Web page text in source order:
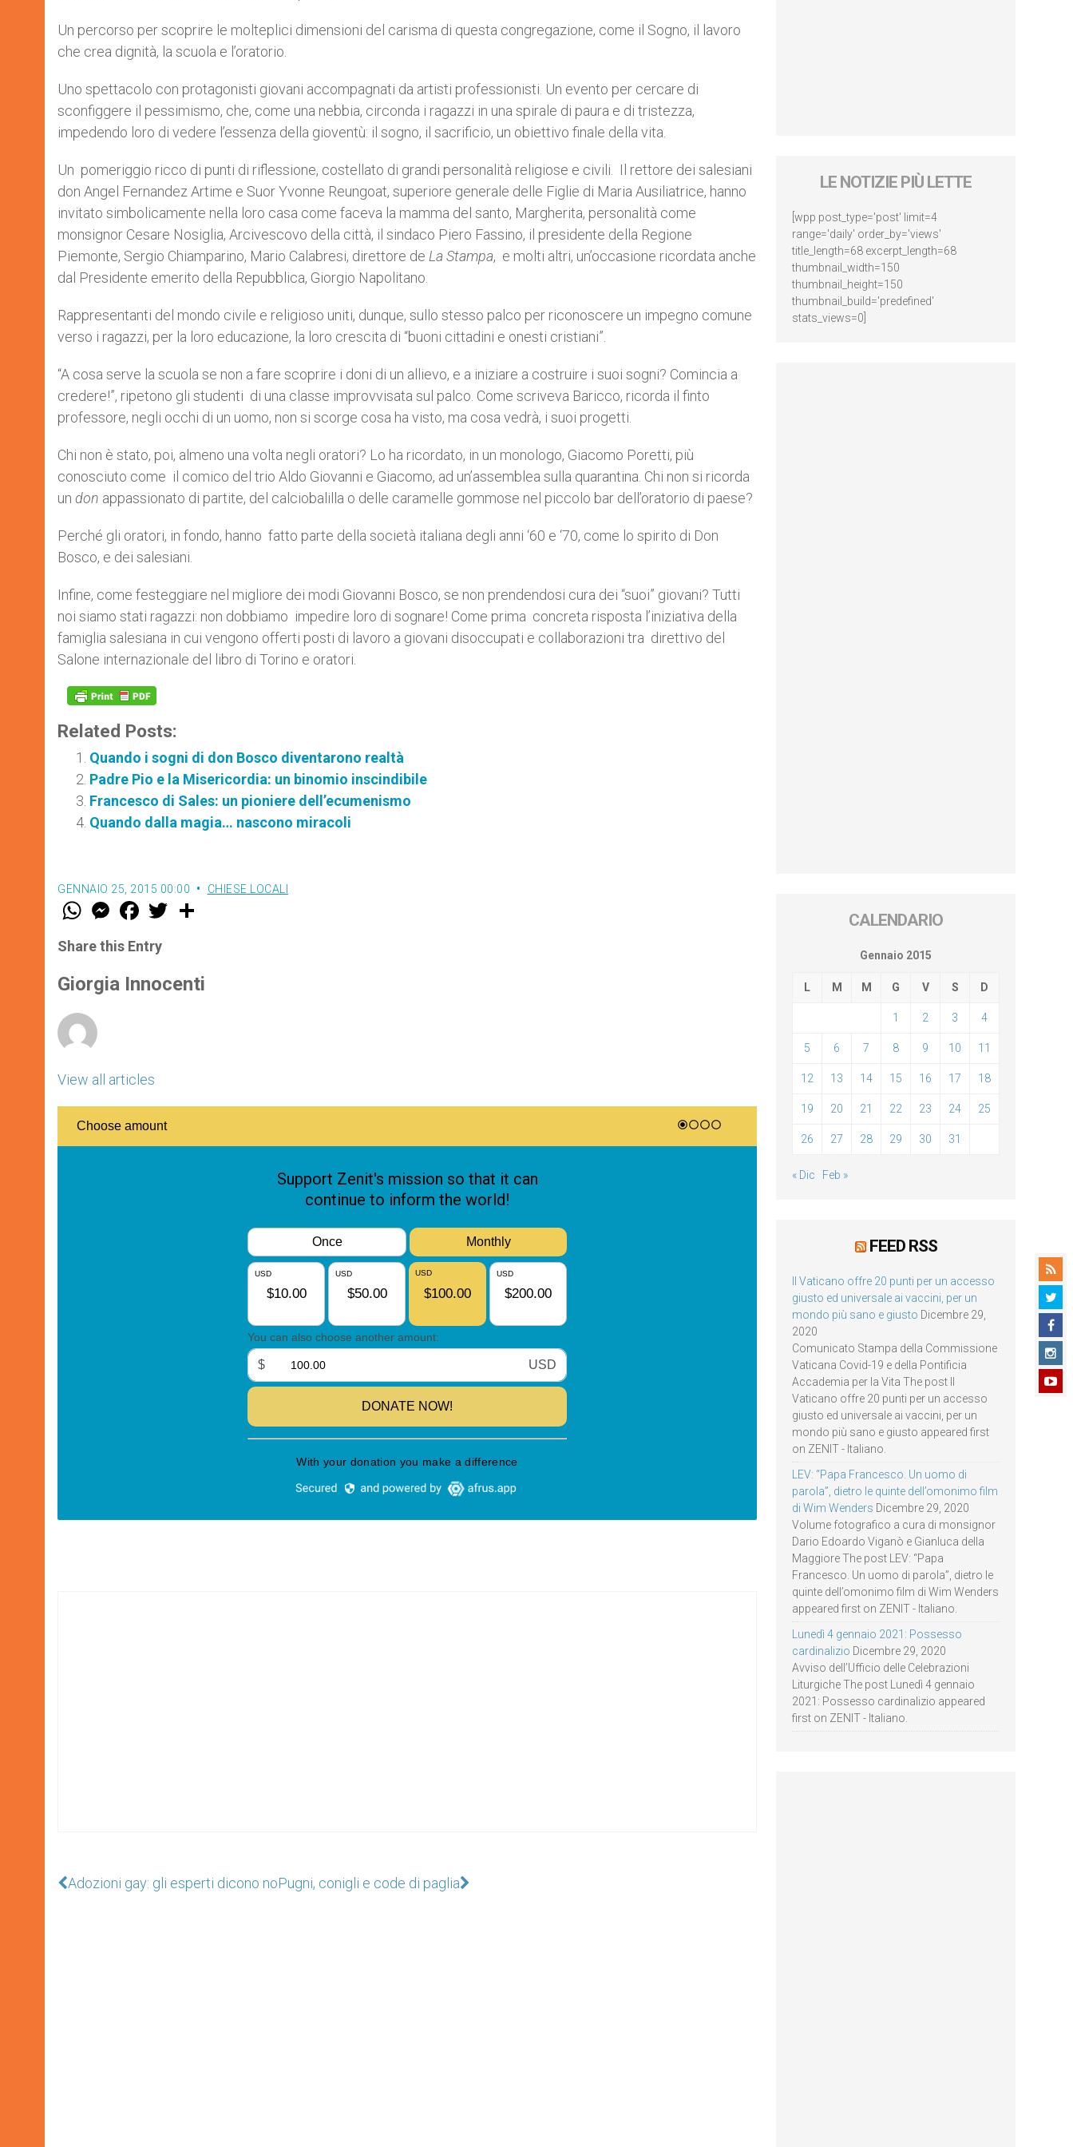
Un percorso per scoprire le molteplici dimensioni del carisma di questa congregazione, come il Sogno, il lavoro
che crea dignità, la scuola e l’oratorio.
Uno spettacolo con protagonisti giovani accompagnati da artisti professionisti. Un evento per cercare di
sconfiggere il pessimismo, che, come una nebbia, circonda i ragazzi in una spirale di paura e di tristezza,
impedendo loro di vedere l’essenza della gioventù: il sogno, il sacrificio, un obiettivo finale della vita.
Un pomeriggio ricco di punti di riflessione, costellato di grandi personalità religiose e civili. Il rettore dei salesiani
don Angel Fernandez Artime e Suor Yvonne Reungoat, superiore generale delle Figlie di Maria Ausiliatrice, hanno
invitato simbolicamente nella loro casa come faceva la mamma del santo, Margherita, personalità come
monsignor Cesare Nosiglia, Arcivescovo della città, il sindaco Piero Fassino, il presidente della Regione
Piemonte, Sergio Chiamparino, Mario Calabresi, direttore de La Stampa, e molti altri, un’occasione ricordata anche
dal Presidente emerito della Repubblica, Giorgio Napolitano.
Rappresentanti del mondo civile e religioso uniti, dunque, sullo stesso palco per riconoscere un impegno comune
verso i ragazzi, per la loro educazione, la loro crescita di “buoni cittadini e onesti cristiani”.
“A cosa serve la scuola se non a fare scoprire i doni di un allievo, e a iniziare a costruire i suoi sogni? Comincia a
credere!”, ripetono gli studenti di una classe improvvisata sul palco. Come scriveva Baricco, ricorda il finto
professore, negli occhi di un uomo, non si scorge cosa ha visto, ma cosa vedrà, i suoi progetti.
Chi non è stato, poi, almeno una volta negli oratori? Lo ha ricordato, in un monologo, Giacomo Poretti, più
conosciuto come il comico del trio Aldo Giovanni e Giacomo, ad un’assemblea sulla quarantina. Chi non si ricorda
un don appassionato di partite, del calciobalilla o delle caramelle gommose nel piccolo bar dell’oratorio di paese?
Perché gli oratori, in fondo, hanno fatto parte della società italiana degli anni ‘60 e ‘70, come lo spirito di Don
Bosco, e dei salesiani.
Infine, come festeggiare nel migliore dei modi Giovanni Bosco, se non prendendosi cura dei “suoi” giovani? Tutti
noi siamo stati ragazzi: non dobbiamo impedire loro di sognare! Come prima concreta risposta l’iniziativa della
famiglia salesiana in cui vengono offerti posti di lavoro a giovani disoccupati e collaborazioni tra direttivo del
Salone internazionale del libro di Torino e oratori.
Related Posts:
Quando i sogni di don Bosco diventarono realtà
Padre Pio e la Misericordia: un binomio inscindibile
Francesco di Sales: un pioniere dell’ecumenismo
Quando dalla magia… nascono miracoli
GENNAIO 25, 2015 00:00 CHIESE LOCALI
W
t
s
p
p
M
e
s
e
g
e
F
a
e
b
o
k
w
r
Share this Entry
Giorgia Innocenti
View all articles
Adozioni gay: gli esperti dicono noPugni, conigli e code di paglia
LE NOTIZIE PIÙ LETTE
[wpp post_type='post' limit=4
range='daily' order_by='views'
title_length=68 excerpt_length=68
thumbnail_width=150
thumbnail_height=150
thumbnail_build='predefined'
stats_views=0]
CALENDARIO
Gennaio 2015
L M M G V S D
1 2 3 4
5 6 7 8 9 10 11
12 13 14 15 16 17 18
19 20 21 22 23 24 25
26 27 28 29 30 31
« Dic Feb »
FEED RSS
Il Vaticano offre 20 punti per un accesso
giusto ed universale ai vaccini, per un
mondo più sano e giusto Dicembre 29,
2020
Comunicato Stampa della Commissione
Vaticana Covid-19 e della Pontificia
Accademia per la Vita The post Il
Vaticano offre 20 punti per un accesso
giusto ed universale ai vaccini, per un
mondo più sano e giusto appeared first
on ZENIT - Italiano.
LEV: “Papa Francesco. Un uomo di
parola”, dietro le quinte dell’omonimo film
di Wim Wenders Dicembre 29, 2020
Volume fotografico a cura di monsignor
Dario Edoardo Viganò e Gianluca della
Maggiore The post LEV: “Papa
Francesco. Un uomo di parola”, dietro le
quinte dell’omonimo film di Wim Wenders
appeared first on ZENIT - Italiano.
Lunedì 4 gennaio 2021: Possesso
cardinalizio Dicembre 29, 2020
Avviso dell’Ufficio delle Celebrazioni
Liturgiche The post Lunedì 4 gennaio
2021: Possesso cardinalizio appeared
first on ZENIT - Italiano.